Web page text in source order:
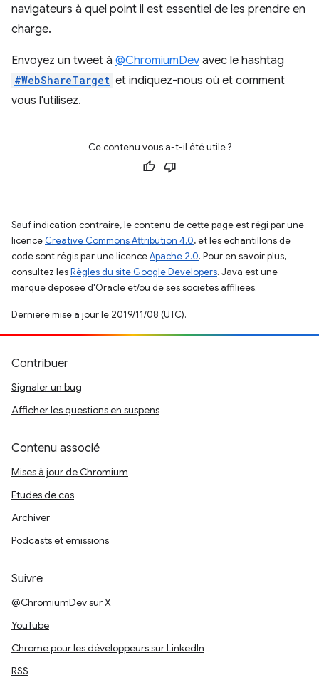
navigateurs à quel point il est essentiel de les prendre en
charge.
Envoyez un tweet à @ChromiumDev avec le hashtag
#WebShareTarget et indiquez-nous où et comment
vous l'utilisez.
Ce contenu vous a-t-il été utile ?
Sauf indication contraire, le contenu de cette page est régi par une
licence Creative Commons Attribution 4.0, et les échantillons de
code sont régis par une licenceApache 2.0. Pour en savoir plus,
consultez lesRègles du site Google Developers. Java est une
marque déposée d'Oracle et/ou de ses sociétés affiliées.
Dernière mise à jour le 2019/11/08 (UTC).
Contribuer
Signaler un bug
Afficher les questions en suspens
Contenu associé
Mises à jour de Chromium
Études de cas
Archiver
Podcasts et émissions
Suivre
@ChromiumDev sur X
YouTube
Chrome pour les développeurs sur LinkedIn
RSS